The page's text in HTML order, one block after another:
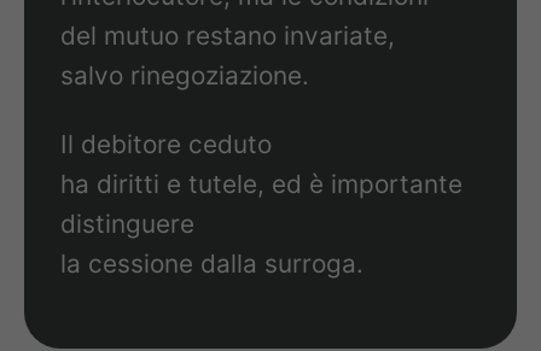
del mutuo restano invariate,
salvo rinegoziazione.
Il debitore ceduto
ha diritti e tutele, ed è importante
distinguere
la cessione dalla surroga.